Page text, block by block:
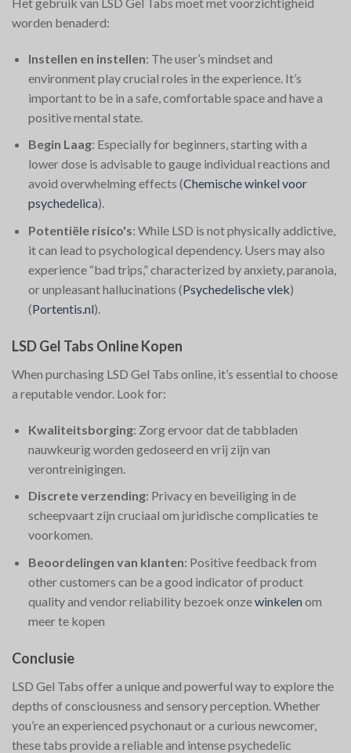
worden benaderd:
Instellen en instellen: The user’s mindset and
environment play crucial roles in the experience. It’s
important to be in a safe, comfortable space and have a
positive mental state.
Begin Laag: Especially for beginners, starting with a
lower dose is advisable to gauge individual reactions and
avoid overwhelming effects​ (Chemische winkel voor
psychedelica)​.
Potentiële risico's: While LSD is not physically addictive,
it can lead to psychological dependency. Users may also
experience “bad trips,” characterized by anxiety, paranoia,
or unpleasant hallucinations​ (Psychedelische vlek)
(Portentis.nl)​.
LSD Gel Tabs Online Kopen
When purchasing LSD Gel Tabs online, it’s essential to choose
a reputable vendor. Look for:
Kwaliteitsborging: Zorg ervoor dat de tabbladen
nauwkeurig worden gedoseerd en vrij zijn van
verontreinigingen.
Discrete verzending: Privacy en beveiliging in de
scheepvaart zijn cruciaal om juridische complicaties te
voorkomen.
Beoordelingen van klanten: Positive feedback from
other customers can be a good indicator of product
quality and vendor reliability​bezoek onzewinkelen om
meer te kopen
Conclusie
LSD Gel Tabs offer a unique and powerful way to explore the
depths of consciousness and sensory perception. Whether
you’re an experienced psychonaut or a curious newcomer,
these tabs provide a reliable and intense psychedelic